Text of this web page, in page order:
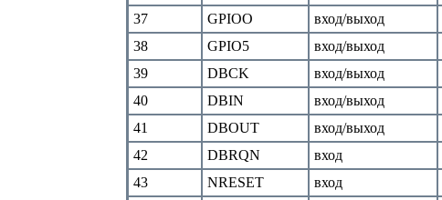
37
GPIOO вход/выход
38
GPIO5 вход/выход
39
DBCK вход/выход
40
DBIN вход/выход
41
DBOUT вход/выход
42
DBRQN вход
43
NRESET вход